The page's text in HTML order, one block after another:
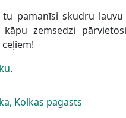
pamanīsi skudru lauvu
kāpu zemsedzi
.
Kolkas pagasts